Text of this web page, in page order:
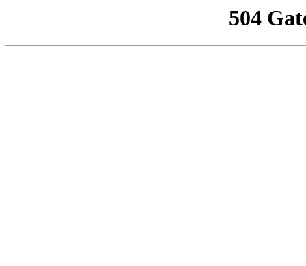
504